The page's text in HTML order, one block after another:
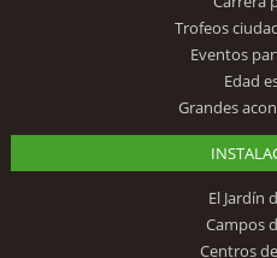
Trofeos
Eventos
Edad
Grandes
El Jardín
Campos
Centros